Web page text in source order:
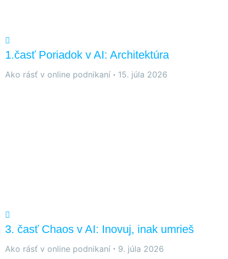
1.časť Poriadok v AI: Architektúra
Ako rásť v online podnikaní 15. júla 2026
3. časť Chaos v AI: Inovuj, inak umrieš
Ako rásť v online podnikaní 9. júla 2026